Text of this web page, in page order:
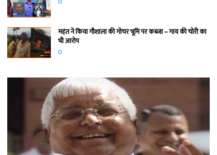
महंत ने किया गौशाला की गोचर भूमि पर कब्जा – गाय की चोरी का
भी आरोप